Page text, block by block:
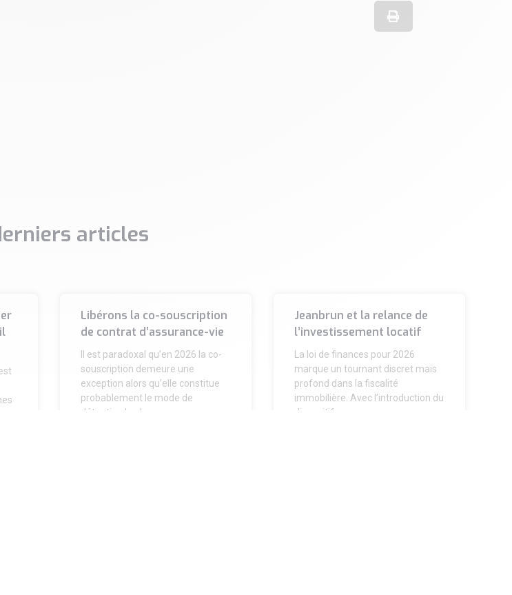
articles
Libérons la co-souscription
de contrat d’assurance-vie
Il est paradoxal qu’en 2026 la co-
souscription demeure une
exception alors qu’elle constitue
probablement le mode de
détention le plus
Jeanbrun et la relance de
l’investissement locatif
La loi de finances pour 2026
marque un tournant discret mais
profond dans la fiscalité
immobilière. Avec l’introduction du
dispositif